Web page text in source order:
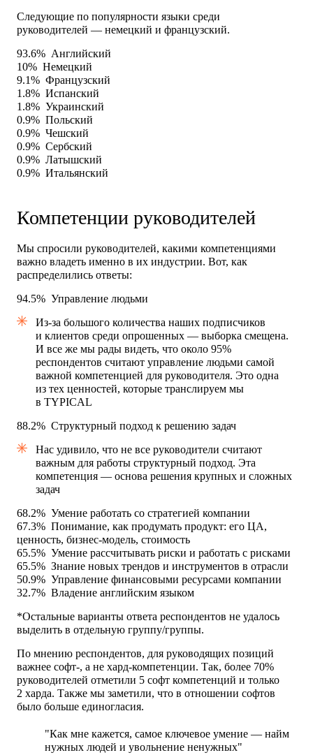
Следующие по популярности языки среди
руководителей — немецкий и французский.
93.6%Английский
10%Немецкий
9.1%Французский
1.8%Испанский
1.8%Украинский
0.9%Польский
0.9%Чешский
0.9%Сербский
0.9%Латышский
0.9%Итальянский
Компетенции руководителей
Мы спросили руководителей, какими компетенциями
важно владеть именно в их индустрии. Вот, как
распределились ответы:
94.5%Управление людьми
Из-за большого количества наших подписчиков
и клиентов среди опрошенных — выборка смещена.
И все же мы рады видеть, что около 95%
респондентов считают управление людьми самой
важной компетенцией для руководителя. Это одна
из тех ценностей, которые транслируем мы
в TYPICAL
88.2%Структурный подход к решению задач
Нас удивило, что не все руководители считают
важным для работы структурный подход. Эта
компетенция — основа решения крупных и сложных
задач
68.2%Умение работать со стратегией компании
67.3%Понимание, как продумать продукт: его ЦА,
ценность, бизнес-модель, стоимость
65.5%Умение рассчитывать риски и работать с рисками
65.5%Знание новых трендов и инструментов в отрасли
50.9%Управление финансовыми ресурсами компании
32.7%Владение английским языком
*Остальные варианты ответа респондентов не удалось
выделить в отдельную группу/группы.
По мнению респондентов, для руководящих позиций
важнее софт-, а не хард-компетенции. Так, более 70%
руководителей отметили 5 софт компетенций и только
2 харда. Также мы заметили, что в отношении софтов
было больше единогласия.
"Как мне кажется, самое ключевое умение — найм
нужных людей и увольнение ненужных"